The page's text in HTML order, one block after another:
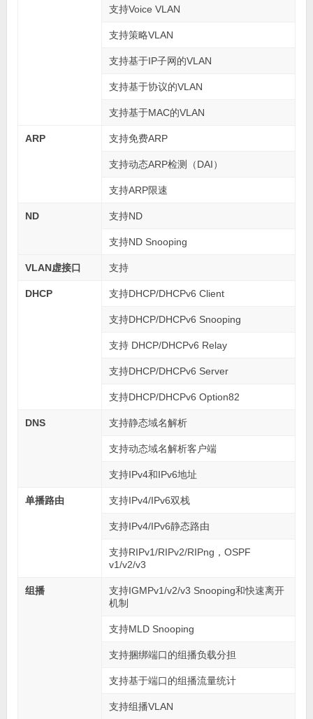
支持Voice VLAN
支持策略VLAN
支持基于IP子网的VLAN
支持基于协议的VLAN
支持基于MAC的VLAN
ARP 支持免费ARP
支持动态ARP检测（DAI）
支持ARP限速
ND 支持ND
支持ND Snooping
VLAN虚接口 支持
DHCP 支持DHCP/DHCPv6 Client
支持DHCP/DHCPv6 Snooping
支持 DHCP/DHCPv6 Relay
支持DHCP/DHCPv6 Server
支持DHCP/DHCPv6 Option82
DNS 支持静态域名解析
支持动态域名解析客户端
支持IPv4和IPv6地址
单播路由 支持IPv4/IPv6双栈
支持IPv4/IPv6静态路由
支持RIPv1/RIPv2/RIPng，OSPF
v1/v2/v3
组播
支持IGMPv1/v2/v3 Snooping和快速离开
机制
支持MLD Snooping
支持捆绑端口的组播负载分担
支持基于端口的组播流量统计
支持组播VLAN